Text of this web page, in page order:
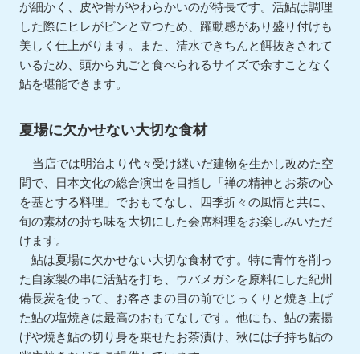
が細かく、皮や骨がやわらかいのが特長です。活鮎は調理
した際にヒレがピンと立つため、躍動感があり盛り付けも
美しく仕上がります。また、清水できちんと餌抜きされて
いるため、頭から丸ごと食べられるサイズで余すことなく
鮎を堪能できます。
夏場に欠かせない大切な食材
当店では明治より代々受け継いだ建物を生かし改めた空
間で、日本文化の総合演出を目指し「禅の精神とお茶の心
を基とする料理」でおもてなし、四季折々の風情と共に、
旬の素材の持ち味を大切にした会席料理をお楽しみいただ
けます。
鮎は夏場に欠かせない大切な食材です。特に青竹を削っ
た自家製の串に活鮎を打ち、ウバメガシを原料にした紀州
備長炭を使って、お客さまの目の前でじっくりと焼き上げ
た鮎の塩焼きは最高のおもてなしです。他にも、鮎の素揚
げや焼き鮎の切り身を乗せたお茶漬け、秋には子持ち鮎の